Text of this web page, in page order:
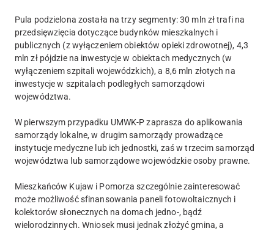
Pula podzielona została na trzy segmenty: 30 mln zł trafi na
przedsięwzięcia dotyczące budynków mieszkalnych i
publicznych (z wyłączeniem obiektów opieki zdrowotnej), 4,3
mln zł pójdzie na inwestycje w obiektach medycznych (w
wyłączeniem szpitali wojewódzkich), a 8,6 mln złotych na
inwestycje w szpitalach podległych samorządowi
województwa.
W pierwszym przypadku UMWK-P zaprasza do aplikowania
samorządy lokalne, w drugim samorządy prowadzące
instytucje medyczne lub ich jednostki, zaś w trzecim samorząd
województwa lub samorządowe wojewódzkie osoby prawne.
Mieszkańców Kujaw i Pomorza szczególnie zainteresować
może możliwość sfinansowania paneli fotowoltaicznych i
kolektorów słonecznych na domach jedno-, bądź
wielorodzinnych. Wniosek musi jednak złożyć gmina, a